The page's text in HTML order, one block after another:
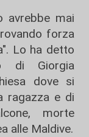
avrebbe mai
forza
Lo ha detto
di Giorgia
dove si
ragazza e di
morte
alle Maldive.